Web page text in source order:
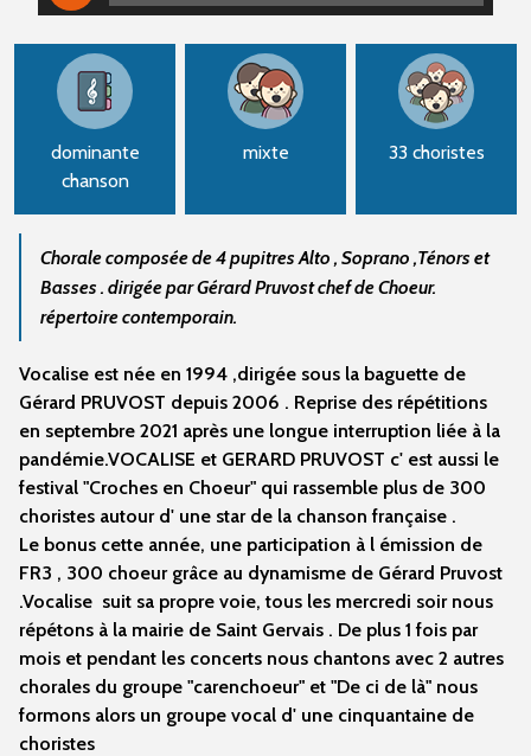
dominante
chanson
mixte 33 choristes
Chorale composée de 4 pupitres Alto , Soprano ,Ténors et
Basses . dirigée par Gérard Pruvost chef de Choeur.
répertoire contemporain.
Vocalise est née en 1994 ,dirigée sous la baguette de
Gérard PRUVOST depuis 2006 . Reprise des répétitions
en septembre 2021 après une longue interruption liée à la
pandémie.VOCALISE et GERARD PRUVOST c' est aussi le
festival "Croches en Choeur" qui rassemble plus de 300
choristes autour d' une star de la chanson française .
Le bonus cette année, une participation à l émission de
FR3 , 300 choeur grâce au dynamisme de Gérard Pruvost
.Vocalise suit sa propre voie, tous les mercredi soir nous
répétons à la mairie de Saint Gervais . De plus 1 fois par
mois et pendant les concerts nous chantons avec 2 autres
chorales du groupe "carenchoeur" et "De ci de là" nous
formons alors un groupe vocal d' une cinquantaine de
choristes